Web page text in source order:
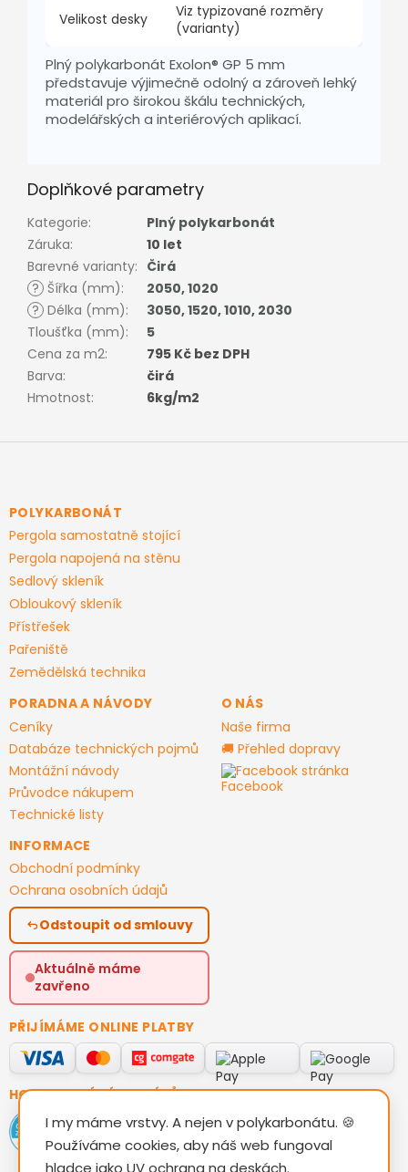
Velikost desky
Viz typizované rozměry
(varianty)
Plný polykarbonát Exolon® GP 5 mm
představuje výjimečně odolný a zároveň lehký
materiál pro širokou škálu technických,
modelářských a interiérových aplikací.
Doplňkové parametry
Kategorie:
Plný polykarbonát
Záruka:
10 let
Barevné varianty: Čirá
? Šířka (mm): 2050,1020
? Délka (mm): 3050,1520,1010, 2030
Tloušťka (mm):
5
Cena za m2:
795 Kč bez DPH
Barva:
čirá
Hmotnost: 6kg/m2
Z
aPOLYKARBONÁT
Pergola samostatně stojící
Pergola napojená na stěnu
Sedlový skleník
Obloukový skleník
Přístřešek
Pařeniště
Zemědělská technika
PORADNA A NÁVODY
Ceníky
Databáze technických pojmů
Montážní návody
Průvodce nákupem
Technické listy
O NÁS
Naše firma
🚚 Přehled dopravy
Facebook stránka
INFORMACE
Obchodní podmínky
Ochrana osobních údajů
Odstoupit od smlouvy
Aktuálně máme
zavřeno
PŘIJÍMÁME ONLINE PLATBY
HODNOCENÍ ZÁKAZNÍKŮ
I my máme vrstvy. A nejen v polykarbonátu. 🍪
Používáme cookies, aby náš web fungoval
hladce jako UV ochrana na deskách.